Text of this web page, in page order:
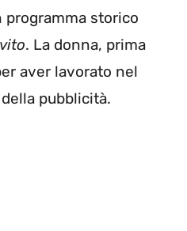
programma storico
. La donna, prima
aver lavorato nel
pubblicità.